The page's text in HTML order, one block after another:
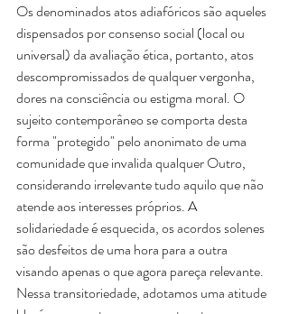
Os denominados atos adiafóricos são aqueles
dispensados por consenso social (local ou
universal) da avaliação ética, portanto, atos
descompromissados de qualquer vergonha,
dores na consciência ou estigma moral. O
sujeito contemporâneo se comporta desta
forma "protegido" pelo anonimato de uma
comunidade que invalida qualquer Outro,
considerando irrelevante tudo aquilo que não
atende aos interesses próprios. A
solidariedade é esquecida, os acordos solenes
são desfeitos de uma hora para a outra
visando apenas o que agora pareça relevante.
Nessa transitoriedade, adotamos uma atitude